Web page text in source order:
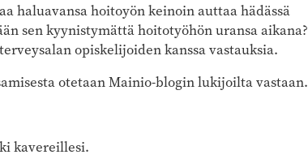
haluavansa hoitoyön keinoin auttaa hädässä
sen kyynistymättä hoitotyöhön uransa aikana?
opiskelijoiden kanssa vastauksia.
otetaan Mainio-blogin lukijoilta vastaan.
kavereillesi.